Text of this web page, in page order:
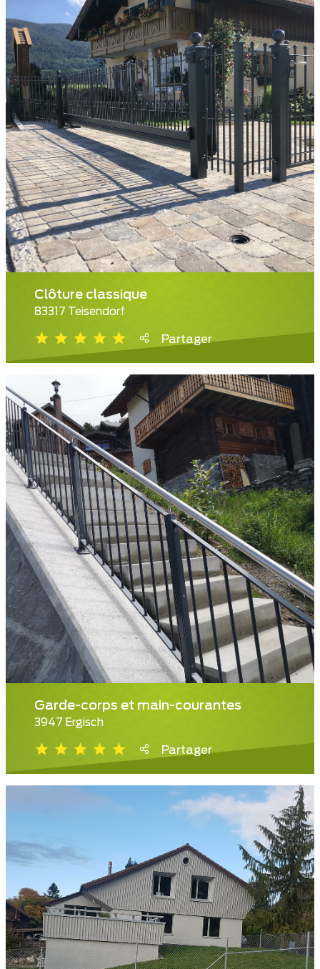
Clôture classique
83317 Teisendorf
Partager
Garde-corps et main-courantes
3947 Ergisch
Partager